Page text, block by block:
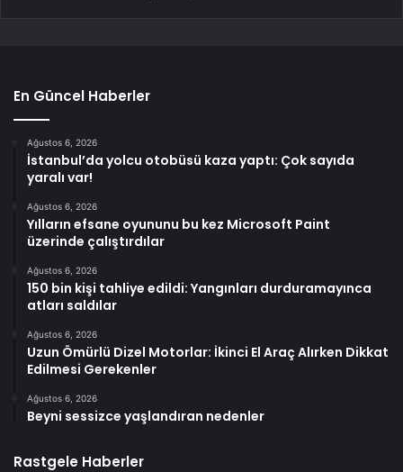
En Güncel Haberler
Ağustos 6, 2026
İstanbul’da yolcu otobüsü kaza yaptı: Çok sayıda
yaralı var!
Ağustos 6, 2026
Yılların efsane oyununu bu kez Microsoft Paint
üzerinde çalıştırdılar
Ağustos 6, 2026
150 bin kişi tahliye edildi: Yangınları durduramayınca
atları saldılar
Ağustos 6, 2026
Uzun Ömürlü Dizel Motorlar: İkinci El Araç Alırken Dikkat
Edilmesi Gerekenler
Ağustos 6, 2026
Beyni sessizce yaşlandıran nedenler
Rastgele Haberler